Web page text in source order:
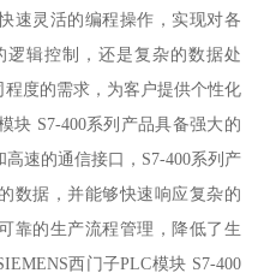
速灵活的编程操作，实现对各
辑控制，还是复杂的数据处
度的需求，为客户提供个性化
块 S7-400系列产品具备强大的
速的通信接口，S7-400系列产
数据，并能够快速响应复杂的
靠的生产流程管理，降低了生
西门子PLC模块 S7-400